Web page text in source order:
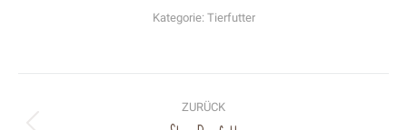
Kategorie: Tierfutter
ZURÜCK